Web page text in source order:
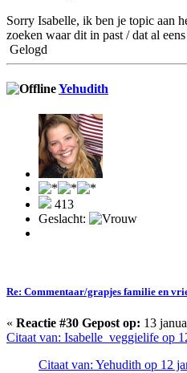
Sorry Isabelle, ik ben je topic aan
zoeken waar dit in past / dat al
Gelogd
Yehudith
413
Geslacht:
Re: Commentaar/grapjes familie en
« Reactie #30 Gepost op: 13
Citaat van: Isabelle_veggielife op
Citaat van: Yehudith op 12